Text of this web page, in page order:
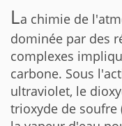
La chimie de
dominée par des
complexes
carbone. Sous
ultraviolet, le
trioxyde de soufre